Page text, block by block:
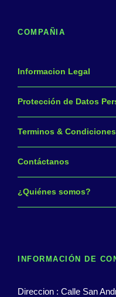
COMPAÑIA
Informacion Legal
Protección de Datos
Terminos & Condiciones
Contáctanos
¿Quiénes somos?
INFORMACIÓN DE
Direccion : Calle San